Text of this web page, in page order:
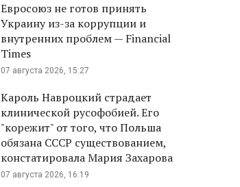
Евросоюз не готов принять
Украину из-за коррупции и
внутренних проблем — Financial
Times
07 августа 2026, 15:27
Кароль Навроцкий страдает
клинической русофобией. Его
"корежит" от того, что Польша
обязана СССР существованием,
констатировала Мария Захарова
07 августа 2026, 16:19